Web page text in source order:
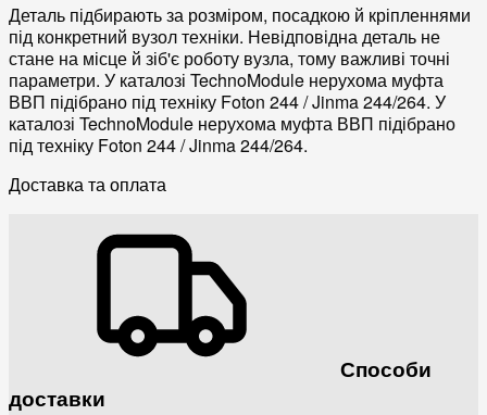
Деталь підбирають за розміром, посадкою й кріпленнями
під конкретний вузол техніки. Невідповідна деталь не
стане на місце й зіб'є роботу вузла, тому важливі точні
параметри. У каталозі TechnoModule нерухома муфта
ВВП підібрано під техніку Foton 244 / Jinma 244/264. У
каталозі TechnoModule нерухома муфта ВВП підібрано
під техніку Foton 244 / Jinma 244/264.
Доставка та оплата
Способи
доставки